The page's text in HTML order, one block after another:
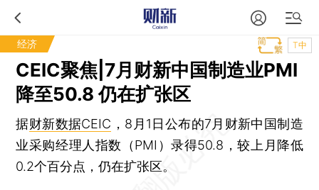
经济 T中
CEIC聚焦|7月财新中国制造业PMI
降至50.8 仍在扩张区
据财新数据CEIC ，8月1日公布的7月财新中国制造
业采购经理人指数（PMI）录得50.8，较上月降低
0.2个百分点，仍在扩张区。